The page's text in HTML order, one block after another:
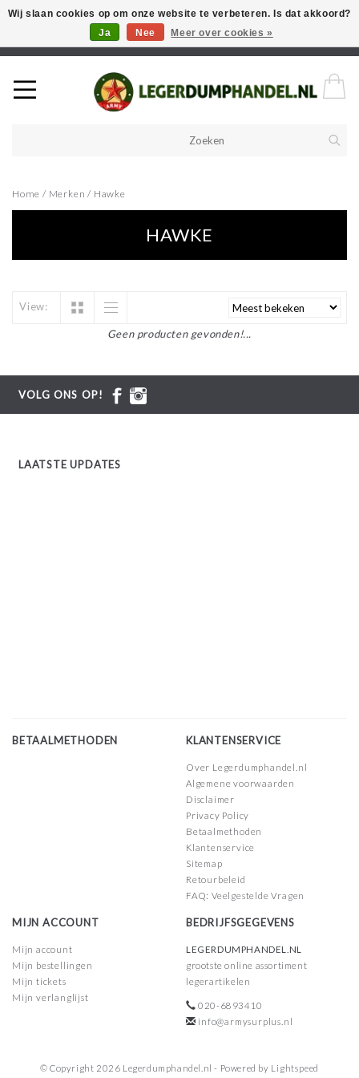
Welkom in onze webshop! Als u een product zoekt en deze niet kan
vinden in de webwinkel, neem vooral contact op!
Home / Merken / Hawke
HAWKE
View:
Geen producten gevonden!...
VOLG ONS OP!
LAATSTE UPDATES
BETAALMETHODEN KLANTENSERVICE
Over Legerdumphandel.nl
Algemene voorwaarden
Disclaimer
Privacy Policy
Betaalmethoden
Klantenservice
Sitemap
Retourbeleid
FAQ: Veelgestelde Vragen
MIJN ACCOUNT
Mijn account
Mijn bestellingen
Mijn tickets
Mijn verlanglijst
BEDRIJFSGEGEVENS
LEGERDUMPHANDEL.NL
grootste online assortiment
legerartikelen
020-6893410
info@armysurplus.nl
© Copyright 2026 Legerdumphandel.nl - Powered by Lightspeed
Wij slaan cookies op om onze website te verbeteren. Is dat akkoord?
Ja
Nee Meer over cookies »